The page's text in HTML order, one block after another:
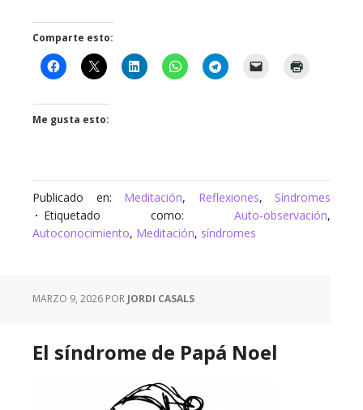
Comparte esto:
Me gusta esto:
Publicado en: Meditación, Reflexiones, Síndromes
Etiquetado como: Auto-observación,
Autoconocimiento, Meditación, síndromes
MARZO 9, 2026 POR JORDI CASALS
El síndrome de Papá Noel